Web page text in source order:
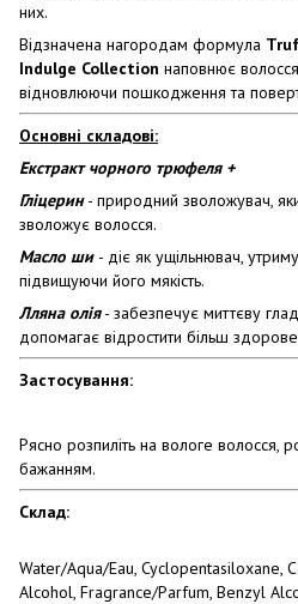
них.
Відзначена нагородам формула
Indulge Collection наповнює
відновлюючи пошкодження та
Основні складові:
Екстракт чорного трюфеля +
Гліцерин- природний зволожувач,
зволожує волосся.
Масло ши - діє як ущільнювач,
підвищуючи його мякість.
Лляна олія- забезпечує миттєву
допомагає відростити більш
Застосування:
Рясно розпиліть на вологе волосся,
бажанням.
Склад:
Water/Aqua/Eau, Cyclopentasiloxane,
Alcohol, Fragrance/Parfum, Benzyl